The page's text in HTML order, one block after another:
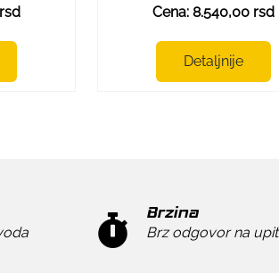
Cena: 8.540,00 rsd
Detaljnije
Brzina
Brz odgovor na upit